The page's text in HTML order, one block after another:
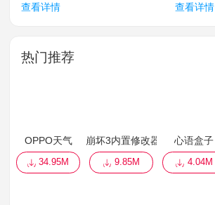
查看详情 查看详情
热门推荐
OPPO天气
34.95M
崩坏3内置修改器
9.85M
心语盒子
4.04M